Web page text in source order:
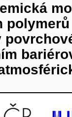
polymerů